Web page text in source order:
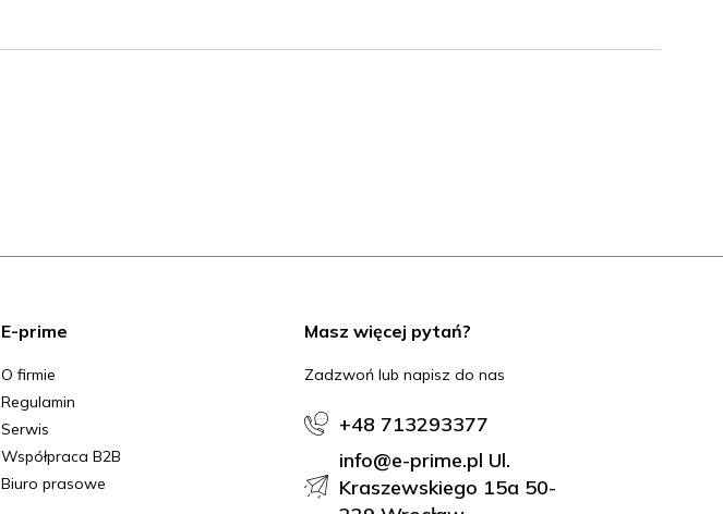
E-prime
O firmie
Regulamin
Serwis
Współpraca B2B
Biuro prasowe
Masz więcej pytań?
Zadzwoń lub napisz do nas
+48 713293377
info@e-prime.pl Ul.
Kraszewskiego 15a 50-